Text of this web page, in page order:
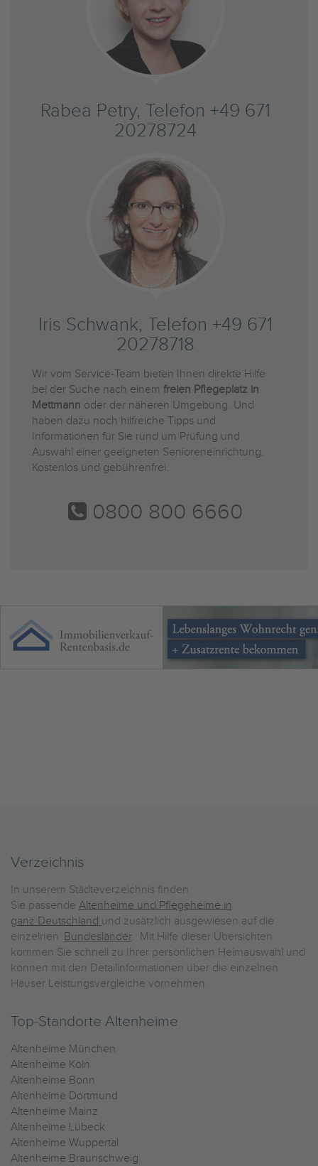
Rabea Petry, Telefon +49 671
20278724
Iris Schwank, Telefon +49 671
20278718
Wir vom Service-Team bieten Ihnen direkte Hilfe
bei der Suche nach einem freien Pflegeplatz in
Mettmann oder der näheren Umgebung. Und
haben dazu noch hilfreiche Tipps und
Informationen für Sie rund um Prüfung und
Auswahl einer geeigneten Senioreneinrichtung.
Kostenlos und gebührenfrei.
0800 800 6660
Verzeichnis
In unserem Städteverzeichnis finden
Sie passende Altenheime und Pflegeheime in
ganz Deutschland und zusätzlich ausgewiesen auf die
einzelnen Bundesländer. Mit Hilfe dieser Übersichten
kommen Sie schnell zu Ihrer persönlichen Heimauswahl und
können mit den Detailinformationen über die einzelnen
Häuser Leistungsvergleiche vornehmen.
Top-Standorte Altenheime
Altenheime München
Altenheime Köln
Altenheime Bonn
Altenheime Dortmund
Altenheime Mainz
Altenheime Lübeck
Altenheime Wuppertal
Altenheime Braunschweig